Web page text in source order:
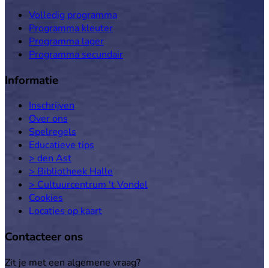
Volledig programma
Programma kleuter
Programma lager
Programma secundair
Informatie
Inschrijven
Over ons
Spelregels
Educatieve tips
> den Ast
> Bibliotheek Halle
> Cultuurcentrum 't Vondel
Cookies
Locaties op kaart
Contacteer ons
Zit je met een algemene vraag?